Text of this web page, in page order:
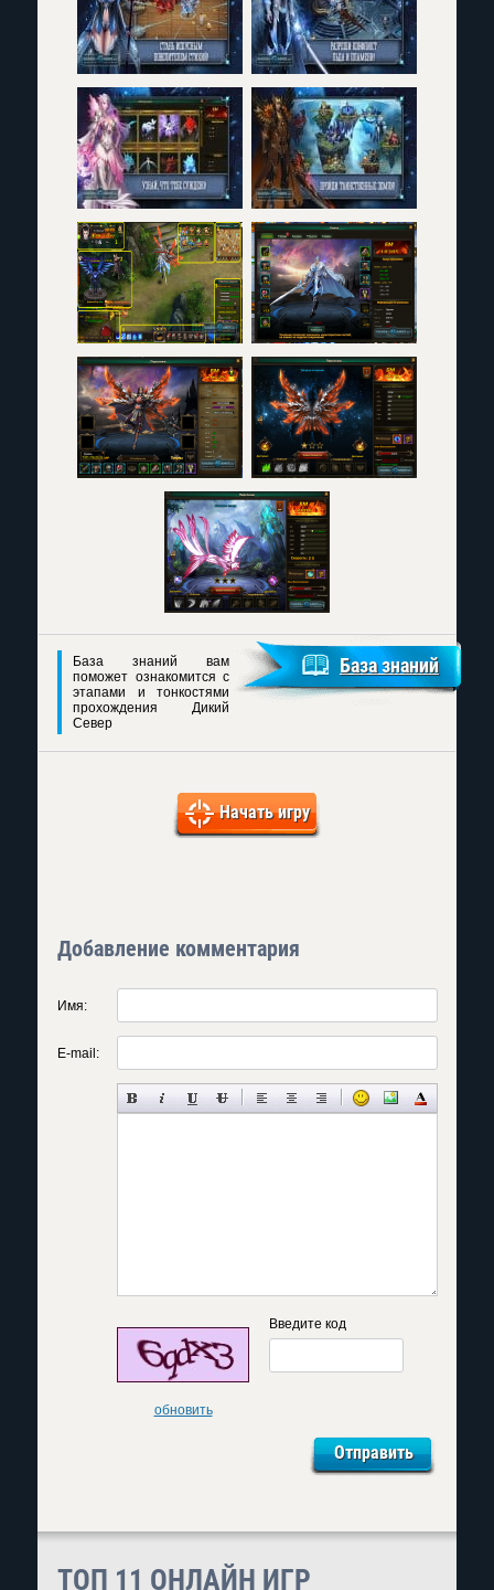
База знаний вам
поможет ознакомится с
этапами и тонкостями
прохождения Дикий
Север
База знаний
Начать игру
Добавление комментария
Имя:
E-mail:
обновить
Введите код
ТОП 11 ОНЛАЙН ИГР